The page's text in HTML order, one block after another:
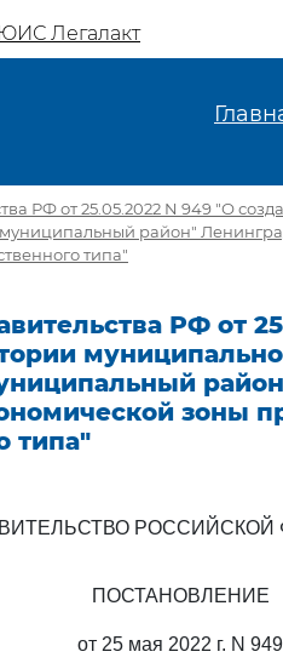
Легалакт
РФ от 25.05.2022 N 949 "О
район"
типа"
РФ от
зоны
типа"
РОССИЙСКОЙ
ПОСТАНОВЛЕНИЕ
от 25 мая 2022 г. N 949